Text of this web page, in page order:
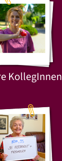
KollegInnen